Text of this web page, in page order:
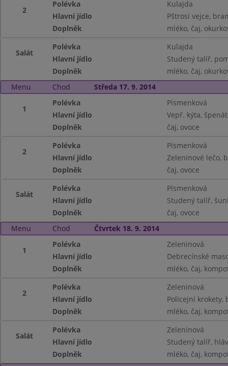
2
Polévka
Kulajda
Hlavní jídlo
Pštrosí vejce,
Doplněk
mléko, čaj,
Salát
Polévka
Kulajda
Hlavní jídlo
Studený talíř,
Doplněk
mléko, čaj,
Menu
Chod Středa 17. 9. 2014
1
Polévka
Písmenková
Hlavní jídlo
Vepř. kýta,
Doplněk
čaj, ovoce
2
Polévka
Písmenková
Hlavní jídlo
Zeleninové lečo,
Doplněk
čaj, ovoce
Salát
Polévka
Písmenková
Hlavní jídlo
Studený talíř,
Doplněk
čaj, ovoce
Menu
Chod Čtvrtek 18. 9. 2014
1
Polévka
Zeleninová
Hlavní jídlo
Debrecínské
Doplněk
mléko, čaj,
2
Polévka
Zeleninová
Hlavní jídlo
Policejní krokety,
Doplněk
mléko, čaj,
Salát
Polévka
Zeleninová
Hlavní jídlo
Studený talíř,
Doplněk
mléko, čaj,